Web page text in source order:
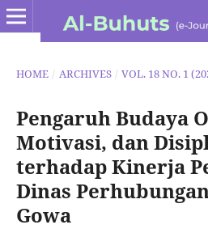
HOME / ARCHIVES / VOL. 18 NO. 1
Pengaruh Budaya
Motivasi, dan
terhadap Kinerja
Dinas
Gowa